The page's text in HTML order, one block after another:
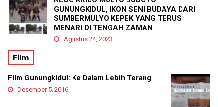
GUNUNGKIDUL, IKON SENI BUDAYA DARI
SUMBERMULYO KEPEK YANG TERUS
MENARI DI TENGAH ZAMAN
Agustus 24, 2023
Film
Film Gunungkidul: Ke Dalam Lebih Terang
Desember 5, 2016